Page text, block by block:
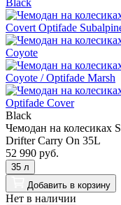
Black
Чемодан на колесиках
Drifter Carry On 35L
52 990 руб.
35 л
Добавить в корзину
Нет в наличии